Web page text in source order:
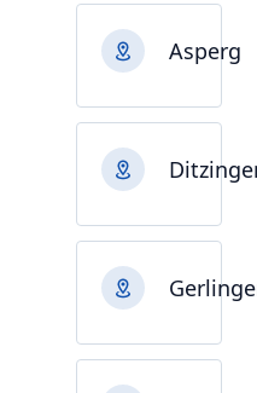
Asperg